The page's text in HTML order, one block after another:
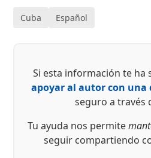
Cuba Español
Si esta información te ha
apoyar al autor con una
seguro a través
Tu ayuda nos permite
seguir compartiendo